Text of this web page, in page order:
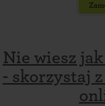
Nie wiesz
- skorzystaj